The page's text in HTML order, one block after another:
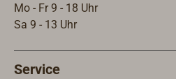
Mo - Fr 9 - 18 Uhr
Sa 9 - 13 Uhr
Service